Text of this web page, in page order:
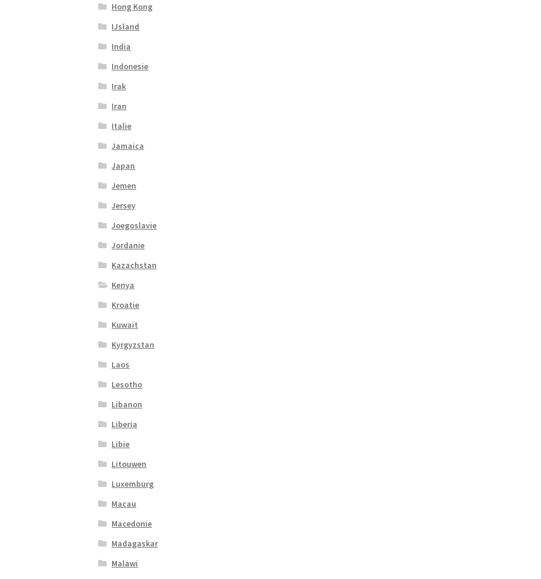
Hong Kong
IJsland
India
Indonesie
Irak
Iran
Italie
Jamaica
Japan
Jemen
Jersey
Joegoslavie
Jordanie
Kazachstan
Kenya
Kroatie
Kuwait
Kyrgyzstan
Laos
Lesotho
Libanon
Liberia
Libie
Litouwen
Luxemburg
Macau
Macedonie
Madagaskar
Malawi